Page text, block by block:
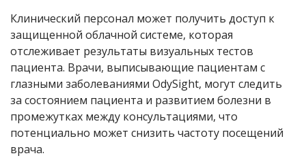
Клинический персонал может получить доступ к
защищенной облачной системе, которая
отслеживает результаты визуальных тестов
пациента. Врачи, выписывающие пациентам с
глазными заболеваниями OdySight, могут следить
за состоянием пациента и развитием болезни в
промежутках между консультациями, что
потенциально может снизить частоту посещений
врача.